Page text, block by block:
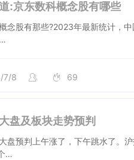
:京东数科概念股有哪些
念股有那些?2023年最新统计，
7/8 69
盘及板块走势预判
预判上午涨了，下午跳水了。沪
…